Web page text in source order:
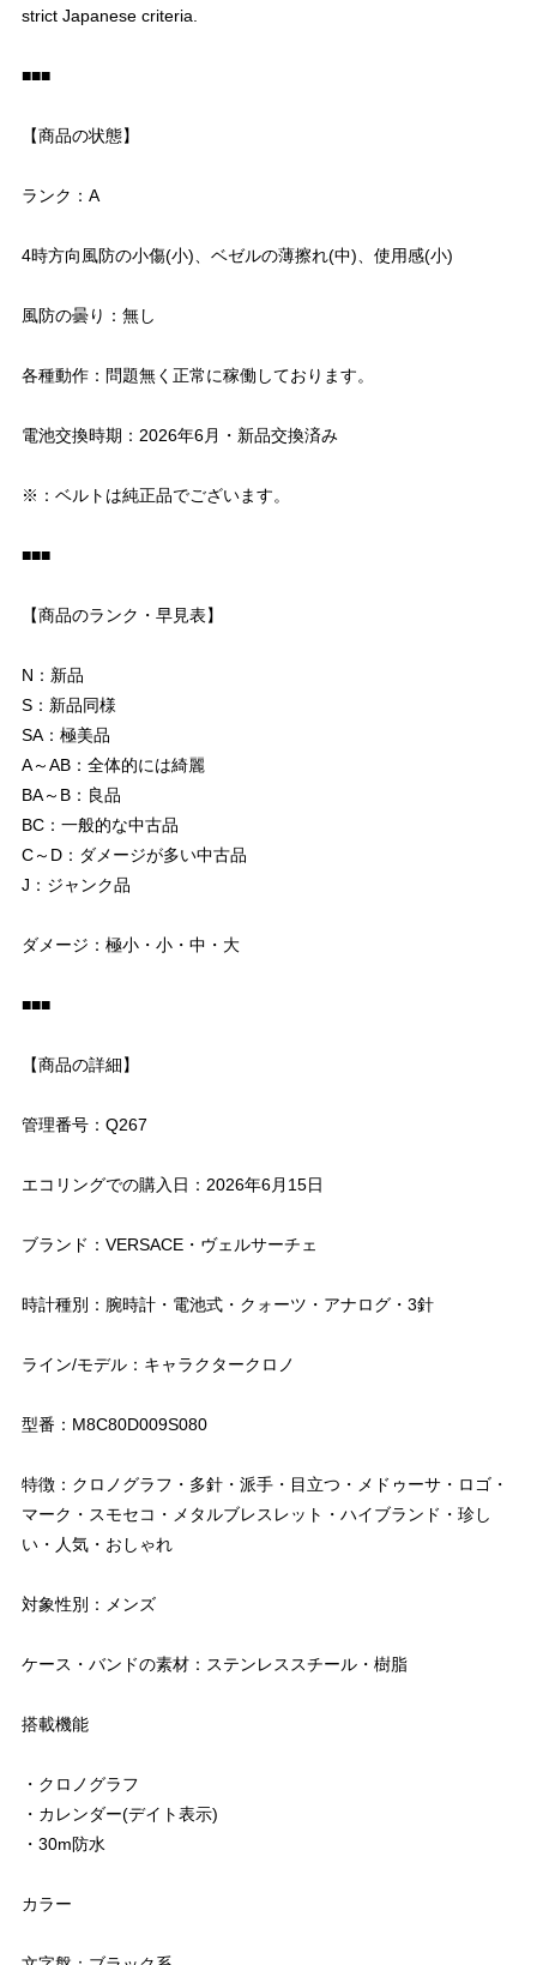
strict Japanese criteria.
■■■
【商品の状態】
ランク：A
4時方向風防の小傷(小)、ベゼルの薄擦れ(中)、使用感(小)
風防の曇り：無し
各種動作：問題無く正常に稼働しております。
電池交換時期：2026年6月・新品交換済み
※：ベルトは純正品でございます。
■■■
【商品のランク・早見表】
N：新品
S：新品同様
SA：極美品
A～AB：全体的には綺麗
BA～B：良品
BC：一般的な中古品
C～D：ダメージが多い中古品
J：ジャンク品
ダメージ：極小・小・中・大
■■■
【商品の詳細】
管理番号：Q267
エコリングでの購入日：2026年6月15日
ブランド：VERSACE・ヴェルサーチェ
時計種別：腕時計・電池式・クォーツ・アナログ・3針
ライン/モデル：キャラクタークロノ
型番：M8C80D009S080
特徴：クロノグラフ・多針・派手・目立つ・メドゥーサ・ロゴ・
マーク・スモセコ・メタルブレスレット・ハイブランド・珍し
い・人気・おしゃれ
対象性別：メンズ
ケース・バンドの素材：ステンレススチール・樹脂
搭載機能
・クロノグラフ
・カレンダー(デイト表示)
・30m防水
カラー